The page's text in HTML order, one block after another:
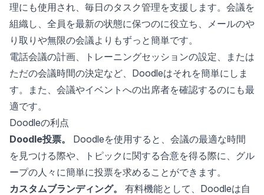
理にも使用され、毎日のタスク管理を支援します。会議を
組織し、全員を最新の状態に保つのに役立ち、メールのや
り取りや無限の会議よりもずっと簡単です。
電話会議の計画、トレーニングセッションの設定、または
ただの会議時間の決定など、Doodleはそれを簡単にしま
す。また、会議やイベントへの出席者を確認するのにも最
適です。
Doodleの利点
Doodle投票。
Doodleを使用すると、会議の最適な時間
を見つける際や、トピックに関する合意を得る際に、グル
ープの人々に簡単に投票を求めることができます。
カスタムブランディング。
有料機能として、Doodleは自